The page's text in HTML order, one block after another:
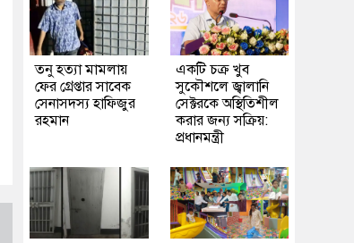
তনু হত্যা মামলায়
ফের গ্রেপ্তার সাবেক
সেনাসদস্য হাফিজুর
রহমান
একটি চক্র খুব
সুকৌশলে জ্বালানি
সেক্টরকে অস্থিতিশীল
করার জন্য সক্রিয়:
প্রধানমন্ত্রী